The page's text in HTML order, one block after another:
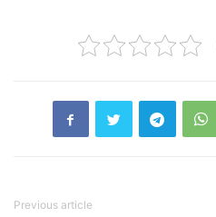
Previous article